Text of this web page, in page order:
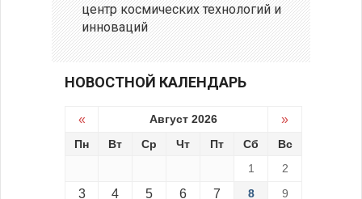
центр космических технологий и
инноваций
НОВОСТНОЙ КАЛЕНДАРЬ
« Август 2026 »
Пн Вт Ср Чт Пт Сб
Вс
1
2
3 4 5 6 7 8 9